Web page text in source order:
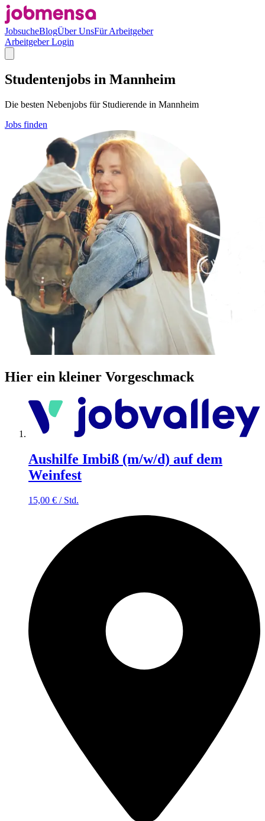
JobsucheBlogÜber UnsFür Arbeitgeber
Arbeitgeber Login
Studentenjobs in Mannheim
Die besten Nebenjobs für Studierende in Mannheim
Jobs finden
Hier ein kleiner Vorgeschmack
Aushilfe Imbiß (m/w/d) auf dem
Weinfest
15,00 € / Std.